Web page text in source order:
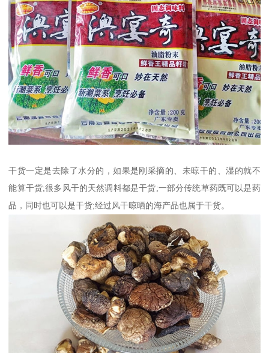
干货一定是去除了水分的，如果是刚采摘的、未晾干的、湿的就不
能算干货;很多风干的天然调料都是干货;一部分传统草药既可以是药
品，同时也可以是干货;经过风干晾晒的海产品也属于干货。